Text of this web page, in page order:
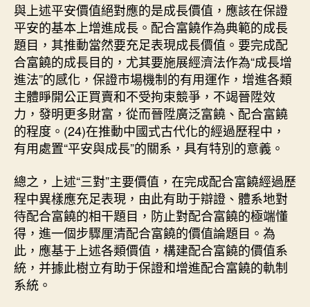
與上述平安價值絕對應的是成長價值，應該在保證
平安的基本上增進成長。配合富饒作為典範的成長
題目，其推動當然要充足表現成長價值。要完成配
合富饒的成長目的，尤其要施展經濟法作為“成長增
進法”的感化，保證市場機制的有用運作，增進各類
主體睜開公正買賣和不受拘束競爭，不竭晉陞效
力，發明更多財富，從而晉陞廣泛富饒、配合富饒
的程度。(24)在推動中國式古代化的經過歷程中，
有用處置“平安與成長”的關系，具有特別的意義。
總之，上述“三對”主要價值，在完成配合富饒經過歷
程中異樣應充足表現，由此有助于辯證、體系地對
待配合富饒的相干題目，防止對配合富饒的極端懂
得，進一個步驟厘清配合富饒的價值論題目。為
此，應基于上述各類價值，構建配合富饒的價值系
統，并據此樹立有助于保證和增進配合富饒的軌制
系統。